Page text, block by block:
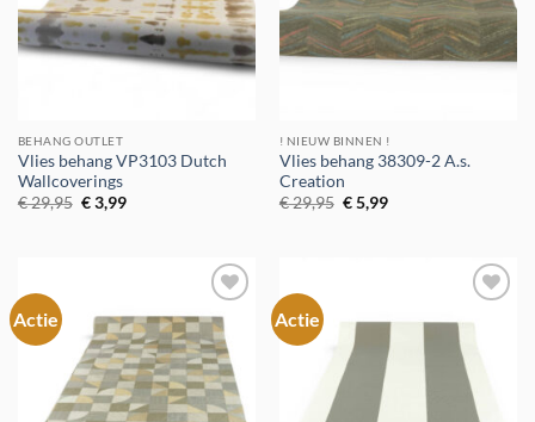
BEHANG OUTLET
Vlies behang VP3103 Dutch
Wallcoverings
€29,95 Oorspronkelijke
prijs
€3,99Huidige
! NIEUW BINNEN !
Vlies behang 38309-2 A.s.
Creation
€29,95 Oorspronkelijke
prijs
€5,99Huidige
Actie
Toevoegen
aan
verlanglijst
Actie
verlanglijst